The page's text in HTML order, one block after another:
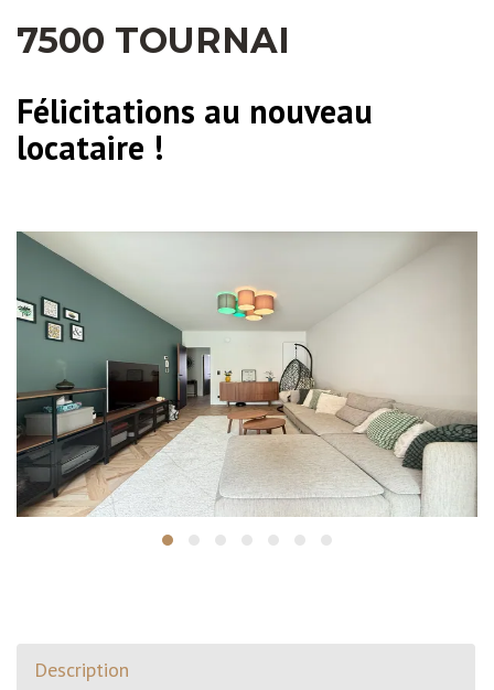
7500 TOURNAI
Félicitations au nouveau
locataire !
Description